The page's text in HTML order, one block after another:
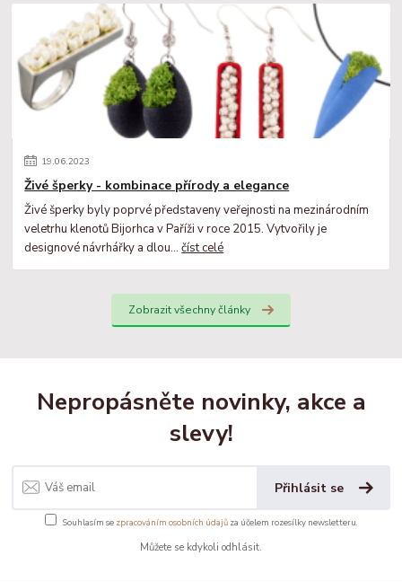
19.06.2023
Živé šperky - kombinace přírody a elegance
Živé šperky byly poprvé představeny veřejnosti na mezinárodním
veletrhu klenotů Bijorhca v Paříži v roce 2015. Vytvořily je
designové návrhářky a dlou...číst celé
Zobrazit všechny články
Nepropásněte novinky, akce a
slevy!
Přihlásit se
Souhlasím se zpracováním osobních údajůza účelem rozesílky newsletteru.
Můžete se kdykoli odhlásit.